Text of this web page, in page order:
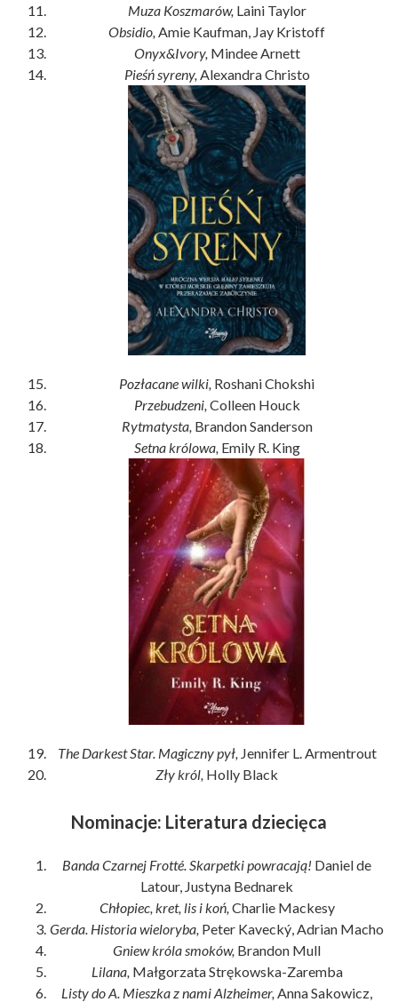
Muza Koszmarów, Laini Taylor
Obsidio, Amie Kaufman, Jay Kristoff
Onyx&Ivory, Mindee Arnett
Pieśń syreny, Alexandra Christo
Pozłacane wilki, Roshani Chokshi
Przebudzeni, Colleen Houck
Rytmatysta, Brandon Sanderson
Setna królowa, Emily R. King
The Darkest Star. Magiczny pył, Jennifer L. Armentrout
Zły król, Holly Black
Nominacje: Literatura dziecięca
Banda Czarnej Frotté. Skarpetki powracają! Daniel de
Latour, Justyna Bednarek
Chłopiec, kret, lis i koń, Charlie Mackesy
Gerda. Historia wieloryba, Peter Kavecký, Adrian Macho
Gniew króla smoków, Brandon Mull
Lilana, Małgorzata Strękowska-Zaremba
Listy do A. Mieszka z nami Alzheimer, Anna Sakowicz,